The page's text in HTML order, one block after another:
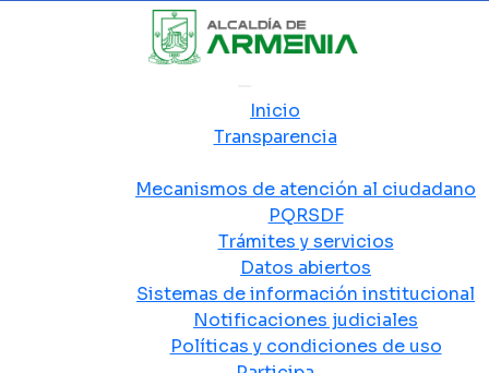
Inicio
Transparencia
Mecanismos de atención al ciudadano
PQRSDF
Trámites y servicios
Datos abiertos
Sistemas de información institucional
Notificaciones judiciales
Políticas y condiciones de uso